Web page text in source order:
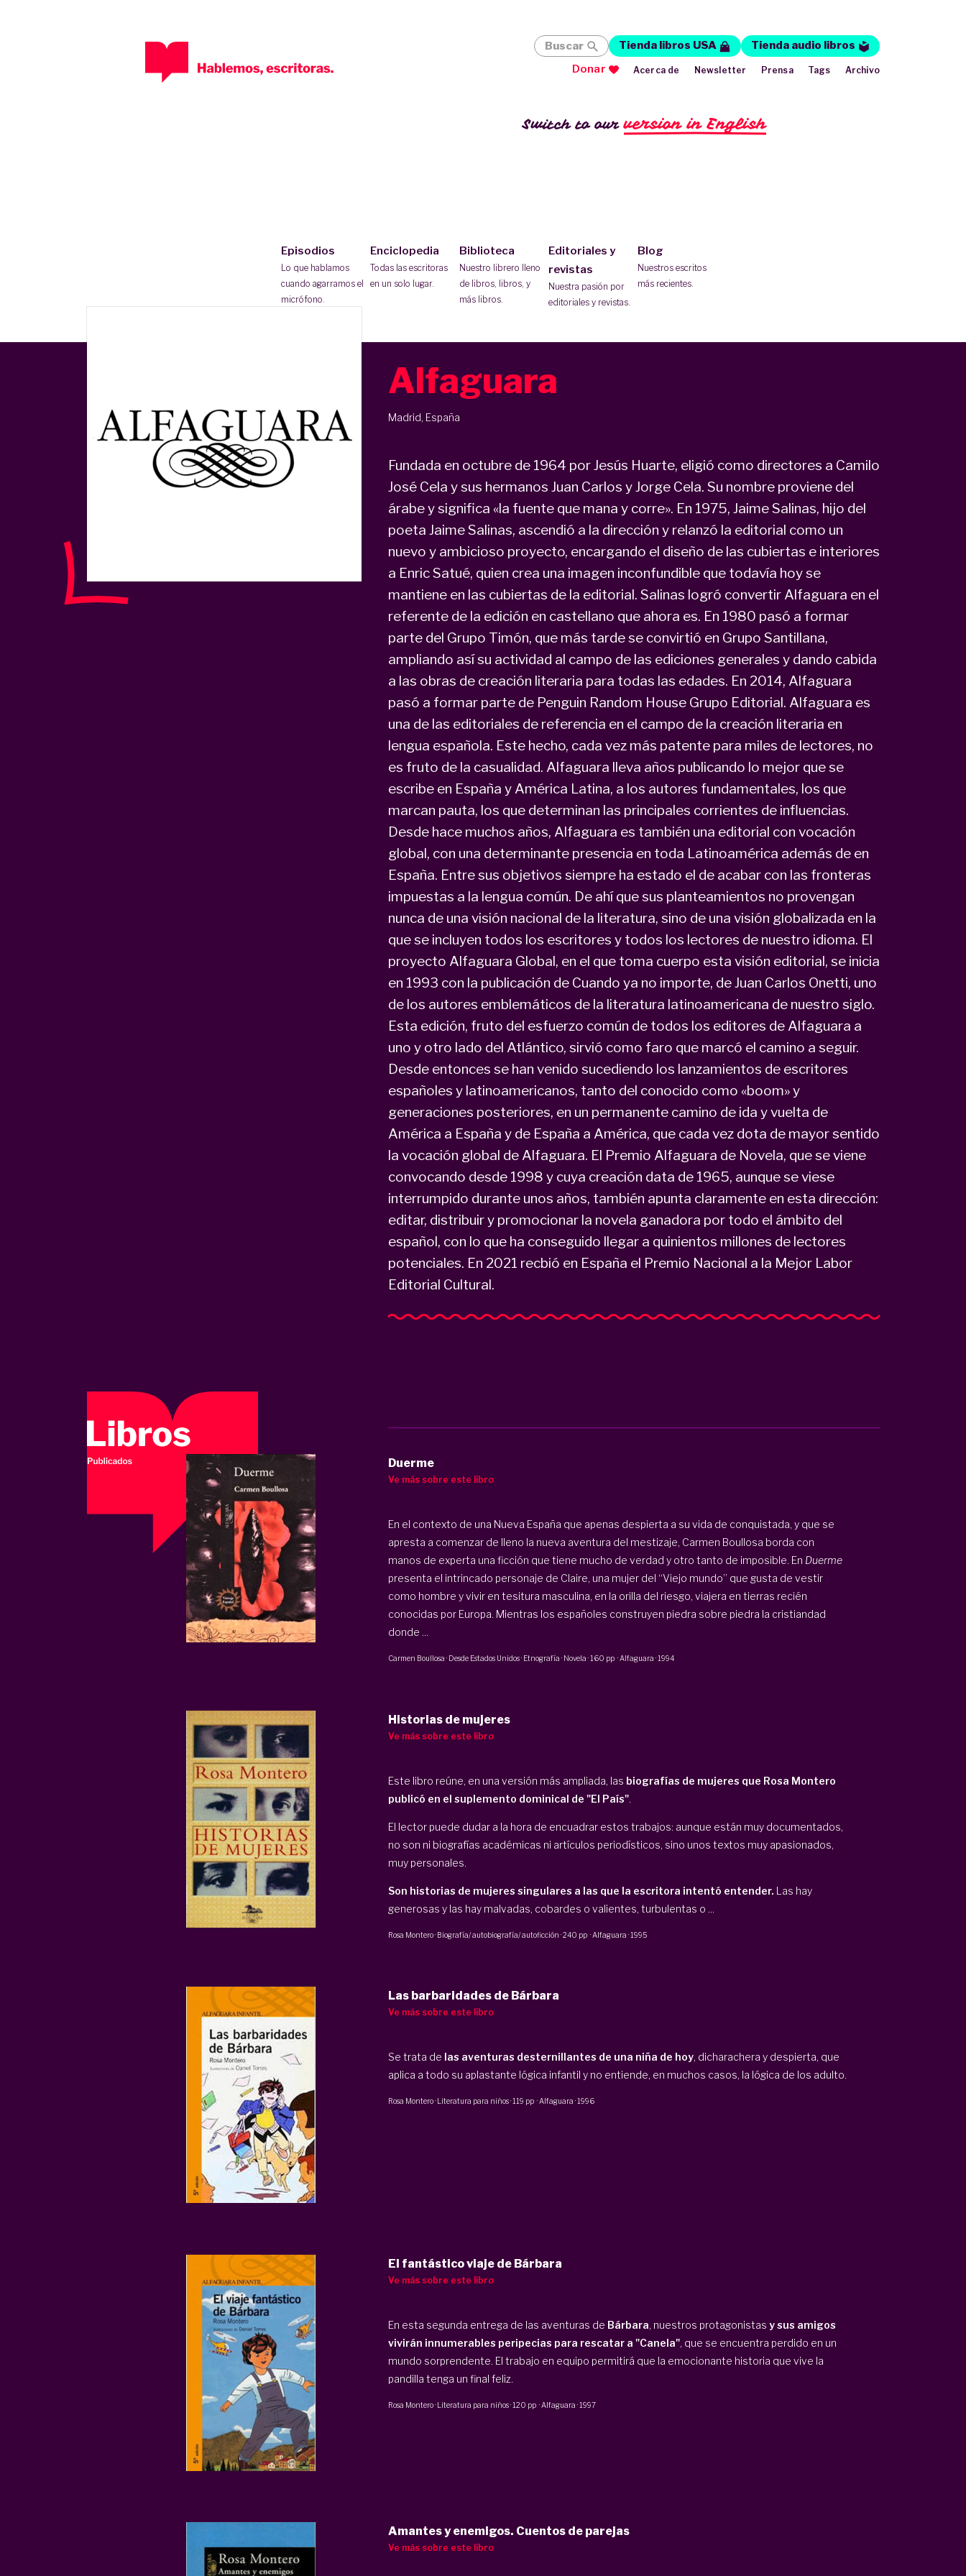
Switch to ourversion in English
Episodios
Lo que hablamos
cuando agarramos el
micrófono.
Enciclopedia
Todas las escritoras
en un solo lugar.
Biblioteca
Nuestro librero lleno
de libros, libros, y
más libros.
Editoriales y
revistas
Nuestra pasión por
editoriales y revistas.
Blog
Nuestros escritos
más recientes.
Buscar Tienda libros USA
Tienda audio libros
Donar
Acerca de Newsletter Prensa Tags Archivo
Alfaguara
Madrid, España
Fundada en octubre de 1964 por Jesús Huarte, eligió como directores a Camilo
José Cela y sus hermanos Juan Carlos y Jorge Cela. Su nombre proviene del
árabe y significa «la fuente que mana y corre». En 1975, Jaime Salinas, hijo del
poeta Jaime Salinas, ascendió a la dirección y relanzó la editorial como un
nuevo y ambicioso proyecto, encargando el diseño de las cubiertas e interiores
a Enric Satué, quien crea una imagen inconfundible que todavía hoy se
mantiene en las cubiertas de la editorial. Salinas logró convertir Alfaguara en el
referente de la edición en castellano que ahora es. En 1980 pasó a formar
parte del Grupo Timón, que más tarde se convirtió en Grupo Santillana,
ampliando así su actividad al campo de las ediciones generales y dando cabida
a las obras de creación literaria para todas las edades. En 2014, Alfaguara
pasó a formar parte de Penguin Random House Grupo Editorial. Alfaguara es
una de las editoriales de referencia en el campo de la creación literaria en
lengua española. Este hecho, cada vez más patente para miles de lectores, no
es fruto de la casualidad. Alfaguara lleva años publicando lo mejor que se
escribe en España y América Latina, a los autores fundamentales, los que
marcan pauta, los que determinan las principales corrientes de influencias.
Desde hace muchos años, Alfaguara es también una editorial con vocación
global, con una determinante presencia en toda Latinoamérica además de en
España. Entre sus objetivos siempre ha estado el de acabar con las fronteras
impuestas a la lengua común. De ahí que sus planteamientos no provengan
nunca de una visión nacional de la literatura, sino de una visión globalizada en la
que se incluyen todos los escritores y todos los lectores de nuestro idioma. El
proyecto Alfaguara Global, en el que toma cuerpo esta visión editorial, se inicia
en 1993 con la publicación de Cuando ya no importe, de Juan Carlos Onetti, uno
de los autores emblemáticos de la literatura latinoamericana de nuestro siglo.
Esta edición, fruto del esfuerzo común de todos los editores de Alfaguara a
uno y otro lado del Atlántico, sirvió como faro que marcó el camino a seguir.
Desde entonces se han venido sucediendo los lanzamientos de escritores
españoles y latinoamericanos, tanto del conocido como «boom» y
generaciones posteriores, en un permanente camino de ida y vuelta de
América a España y de España a América, que cada vez dota de mayor sentido
la vocación global de Alfaguara. El Premio Alfaguara de Novela, que se viene
convocando desde 1998 y cuya creación data de 1965, aunque se viese
interrumpido durante unos años, también apunta claramente en esta dirección:
editar, distribuir y promocionar la novela ganadora por todo el ámbito del
español, con lo que ha conseguido llegar a quinientos millones de lectores
potenciales. En 2021 recbió en España el Premio Nacional a la Mejor Labor
Editorial Cultural.
Duerme
Ve más sobre este libro
En el contexto de una Nueva España que apenas despierta a su vida de conquistada, y que se
apresta a comenzar de lleno la nueva aventura del mestizaje, Carmen Boullosa borda con
manos de experta una ficción que tiene mucho de verdad y otro tanto de imposible. En Duerme
presenta el intrincado personaje de Claire, una mujer del “Viejo mundo” que gusta de vestir
como hombre y vivir en tesitura masculina, en la orilla del riesgo, viajera en tierras recién
conocidas por Europa. Mientras los españoles construyen piedra sobre piedra la cristiandad
donde ...
Carmen Boullosa · Desde Estados Unidos · Etnografía · Novela ·160 pp· Alfaguara ·1994
Historias de mujeres
Ve más sobre este libro
Este libro reúne, en una versión más ampliada, las biografías de mujeres que Rosa Montero
publicó en el suplemento dominical de "El País".
El lector puede dudar a la hora de encuadrar estos trabajos: aunque están muy documentados,
no son ni biografías académicas ni artículos periodísticos, sino unos textos muy apasionados,
muy personales.
Son historias de mujeres singulares a las que la escritora intentó entender. Las hay
generosas y las hay malvadas, cobardes o valientes, turbulentas o ...
Rosa Montero · Biografía/ autobiografía/ autoficción ·240 pp· Alfaguara ·1995
Las barbaridades de Bárbara
Ve más sobre este libro
Se trata de las aventuras desternillantes de una niña de hoy, dicharachera y despierta, que
aplica a todo su aplastante lógica infantil y no entiende, en muchos casos, la lógica de los adulto.
Rosa Montero · Literatura para niños·119 pp· Alfaguara ·1996
El fantástico viaje de Bárbara
Ve más sobre este libro
En esta segunda entrega de las aventuras de Bárbara, nuestros protagonistas y sus amigos
vivirán innumerables peripecias para rescatar a "Canela", que se encuentra perdido en un
mundo sorprendente. El trabajo en equipo permitirá que la emocionante historia que vive la
pandilla tenga un final feliz.
Rosa Montero · Literatura para niños·120 pp· Alfaguara ·1997
Amantes y enemigos. Cuentos de parejas
Ve más sobre este libro